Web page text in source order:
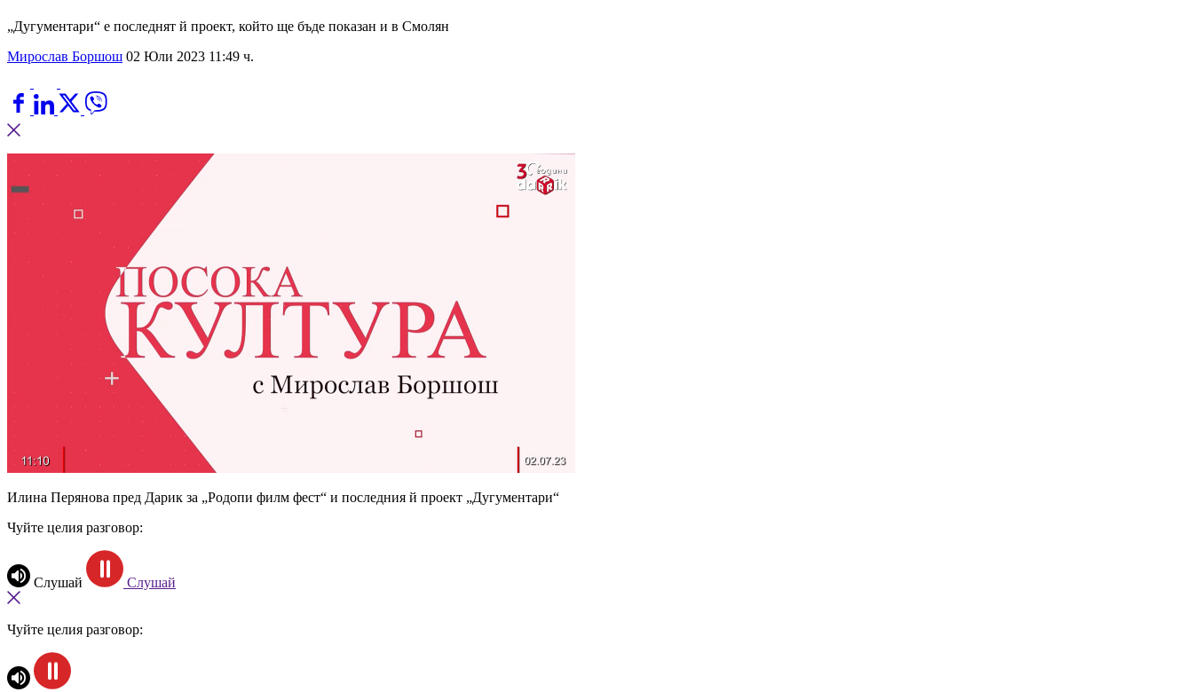
„Дугументари“ е последнят й проект, който ще бъде показан и в Смолян
Мирослав Боршош 02 Юли 2023 11:49 ч.
Илина Перянова пред Дарик за „Родопи филм фест“ и последния й проект „Дугументари“
Чуйте целия разговор:
Слушай Слушай
Чуйте целия разговор: